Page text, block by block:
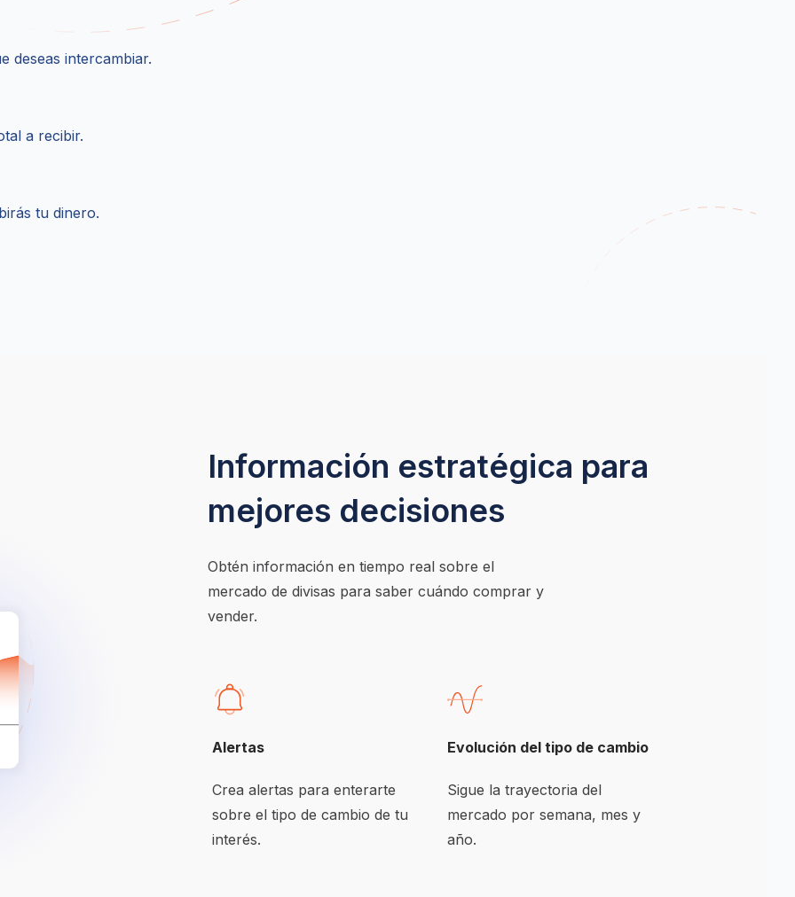
deseas intercambiar.
a recibir.
tu dinero.
Información estratégica para
mejores decisiones
Obtén información en tiempo real sobre el
mercado de divisas para saber cuándo comprar y
vender.
Alertas
Crea alertas para enterarte
sobre el tipo de cambio de tu
interés.
Evolución del tipo de cambio
Sigue la trayectoria del
mercado por semana, mes y
año.